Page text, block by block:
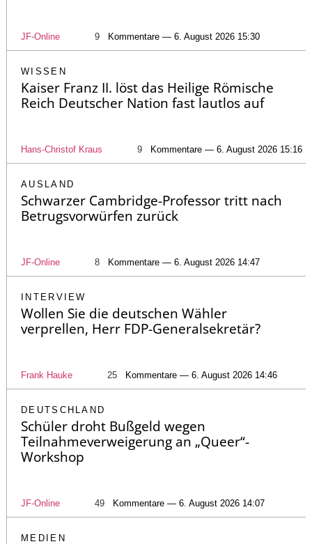
JF-Online 9 Kommentare — 6. August 2026 15:30
WISSEN
Kaiser Franz II. löst das Heilige Römische
Reich Deutscher Nation fast lautlos auf
Hans-Christof Kraus 9 Kommentare — 6. August 2026 15:16
AUSLAND
Schwarzer Cambridge-Professor tritt nach
Betrugsvorwürfen zurück
JF-Online 8 Kommentare — 6. August 2026 14:47
INTERVIEW
Wollen Sie die deutschen Wähler
verprellen, Herr FDP-Generalsekretär?
Frank Hauke 25 Kommentare — 6. August 2026 14:46
DEUTSCHLAND
Schüler droht Bußgeld wegen
Teilnahmeverweigerung an „Queer“-
Workshop
JF-Online 49 Kommentare — 6. August 2026 14:07
MEDIEN